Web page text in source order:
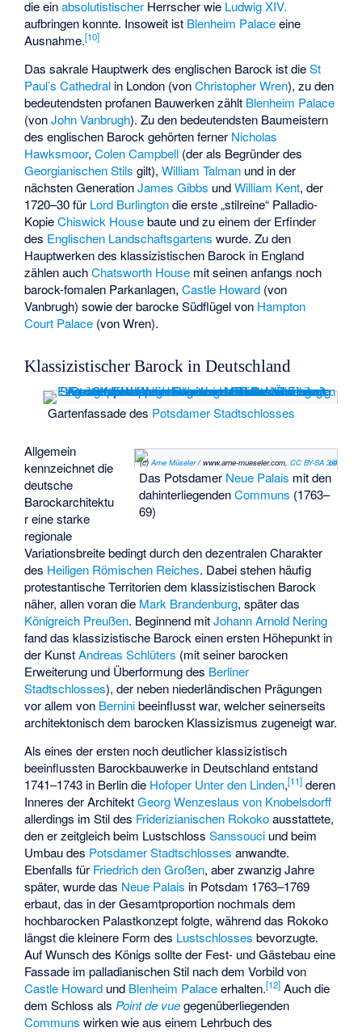
die einabsolutistischer Herrscher wie Ludwig XIV.
aufbringen konnte. Insoweit ist Blenheim Palaceeine
Ausnahme.[10]
Das sakrale Hauptwerk des englischen Barock ist dieSt
Paul’s Cathedral in London (vonChristopher Wren), zu den
bedeutendsten profanen Bauwerken zählt Blenheim Palace
(vonJohn Vanbrugh). Zu den bedeutendsten Baumeistern
des englischen Barock gehörten ferner Nicholas
Hawksmoor,Colen Campbell (der als Begründer des
Georgianischen Stils gilt),William Talman und in der
nächsten GenerationJames Gibbs undWilliam Kent, der
1720–30 für Lord Burlingtondie erste „stilreine“ Palladio-
KopieChiswick Housebaute und zu einem der Erfinder
des Englischen Landschaftsgartens wurde. Zu den
Hauptwerken des klassizistischen Barock in England
zählen auchChatsworth House mit seinen anfangs noch
barock-fomalen Parkanlagen,Castle Howard (von
Vanbrugh) sowie der barocke Südflügel von Hampton
Court Palace (von Wren).
Klassizistischer Barock in Deutschland
Gartenfassade des Potsdamer Stadtschlosses
(c) Arne Müseler/ www.arne-mueseler.com, CC BY-SA 3.0 de
Das Potsdamer Neue Palais mit den
dahinterliegendenCommuns (1763–
69)
Allgemein
kennzeichnet die
deutsche
Barockarchitektu
r eine starke
regionale
Variationsbreite bedingt durch den dezentralen Charakter
des Heiligen Römischen Reiches. Dabei stehen häufig
protestantische Territorien dem klassizistischen Barock
näher, allen voran die Mark Brandenburg, später das
Königreich Preußen. Beginnend mitJohann Arnold Nering
fand das klassizistische Barock einen ersten Höhepunkt in
der KunstAndreas Schlüters (mit seiner barocken
Erweiterung und Überformung des Berliner
Stadtschlosses), der neben niederländischen Prägungen
vor allem von Berninibeeinflusst war, welcher seinerseits
architektonisch dem barocken Klassizismus zugeneigt war.
Als eines der ersten noch deutlicher klassizistisch
beeinflussten Barockbauwerke in Deutschland entstand
1741–1743 in Berlin die Hofoper Unter den Linden,[11] deren
Inneres der ArchitektGeorg Wenzeslaus von Knobelsdorff
allerdings im Stil des Friderizianischen Rokokoausstattete,
den er zeitgleich beim LustschlossSanssouci und beim
Umbau des Potsdamer Stadtschlosses anwandte.
Ebenfalls für Friedrich den Großen, aber zwanzig Jahre
später, wurde das Neue Palais in Potsdam 1763–1769
erbaut, das in der Gesamtproportion nochmals dem
hochbarocken Palastkonzept folgte, während das Rokoko
längst die kleinere Form des Lustschlosses bevorzugte.
Auf Wunsch des Königs sollte der Fest- und Gästebau eine
Fassade im palladianischen Stil nach dem Vorbild von
Castle Howard und Blenheim Palaceerhalten.[12] Auch die
dem Schloss als Point de vuegegenüberliegenden
Communs wirken wie aus einem Lehrbuch des